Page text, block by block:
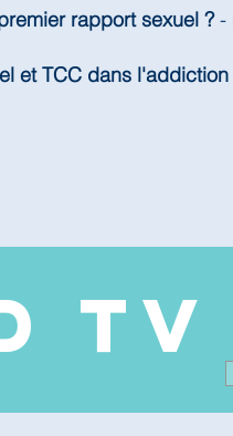
rapport sexuel ?-
et TCC dans
TV